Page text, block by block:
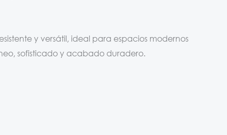
y versátil, ideal para espacios modernos
sofisticado y acabado duradero.